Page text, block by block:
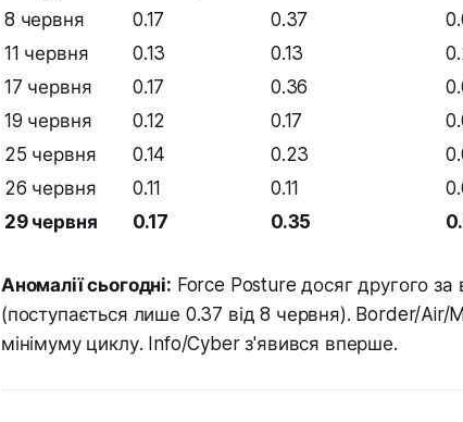
8 червня
0.17 0.37
11 червня
0.13 0.13
17 червня
0.17 0.36
19 червня
0.12 0.17
25 червня
0.14 0.23
26 червня
0.11 0.11
29 червня
0.17 0.35
Аномалії сьогодні: Force Posture досяг другого
(поступається лише 0.37 від 8 червня). Border/Air/
мінімуму циклу. Info/Cyber з'явився вперше.